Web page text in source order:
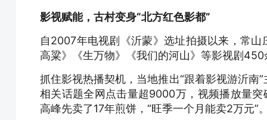
影视赋能，古村变身“北方红色影都”
自2007年电视剧《沂蒙》选址拍摄以来，常
高粱》《生万物》《我们的河山》等影视剧450
抓住影视热播契机，当地推出“跟着影视游沂南
相关话题全网点击量超9000万，视频播放量
高峰先卖了17年煎饼，“旺季一个月能卖2万元”